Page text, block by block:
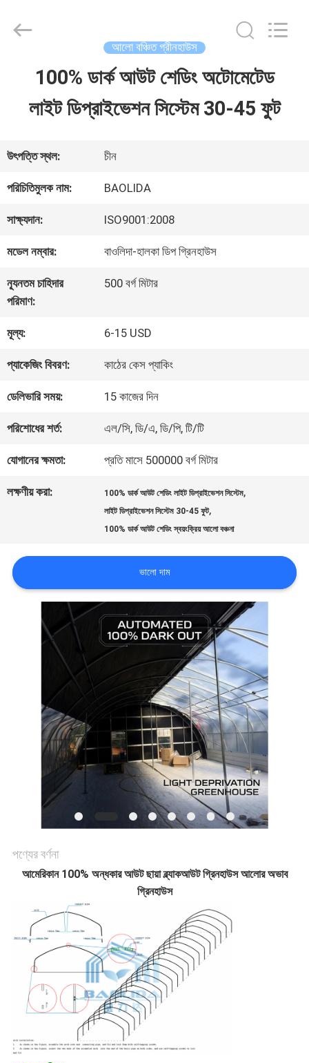
ভিআর
শো
আমাদের
সম্পর্কে
কারখানা
ভ্রমণ
মান
নিয়ন্ত্রণ
খবর
সাইটম্যাপ
গোপনীয়তা
Pipe
Reserved.
আলো বঞ্চিত গ্রীনহাউস
100% ডার্ক আউট শেডিং অটোমেটেড
লাইট ডিপ্রাইভেশন সিস্টেম 30-45 ফুট
উৎপত্তি স্থল: চীন
পরিচিতিমুলক নাম: BAOLIDA
সাক্ষ্যদান: ISO9001:2008
মডেল নম্বার: বাওলিদা-হালকা ডিপ গ্রিনহাউস
ন্যূনতম চাহিদার
পরিমাণ:
500 বর্গ মিটার
মূল্য: 6-15 USD
প্যাকেজিং বিবরণ: কাঠের কেস প্যাকিং
ডেলিভারি সময়: 15 কাজের দিন
পরিশোধের শর্ত: এল/সি, ডি/এ, ডি/পি, টি/টি
যোগানের ক্ষমতা: প্রতি মাসে 500000 বর্গ মিটার
লক্ষণীয় করা: 100% ডার্ক আউট শেডিং লাইট ডিপ্রাইভেশন সিস্টেম,
লাইট ডিপ্রাইভেশন সিস্টেম 30-45 ফুট,
100% ডার্ক আউট শেডিং স্বয়ংক্রিয় আলো বঞ্চনা
ভালো দাম
পণ্যের বর্ণনা
আমেরিকান 100% অন্ধকার আউট ছায়া ব্ল্যাকআউট গ্রিনহাউস আলোর অভাব
গ্রিনহাউস